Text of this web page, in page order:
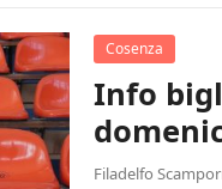
Cosenza
Info
Filadelfo